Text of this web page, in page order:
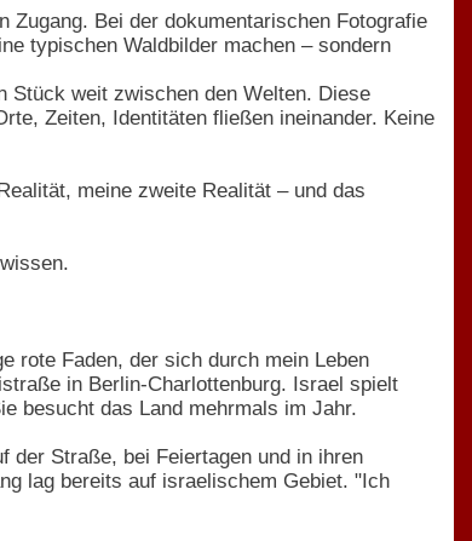
Zugang. Bei der dokumentarischen Fotografie
typischen Waldbilder machen – sondern
Stück weit zwischen den Welten. Diese
Zeiten, Identitäten fließen ineinander. Keine
meine zweite Realität – und das
rote Faden, der sich durch mein Leben
in Berlin-Charlottenburg. Israel spielt
besucht das Land mehrmals im Jahr.
der Straße, bei Feiertagen und in ihren
lag bereits auf israelischem Gebiet. "Ich